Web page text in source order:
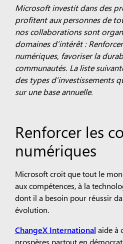
Microsoft investit dans des
profitent aux personnes de
nos collaborations sont
domaines d’intérêt :
numériques, favoriser la
communautés. La liste
des types d’investissements
sur une base annuelle.
Renforcer les
numériques
Microsoft croit que tout le
aux compétences, à la
dont il a besoin pour réussir
évolution.
ChangeX International aide à
prospères partout en